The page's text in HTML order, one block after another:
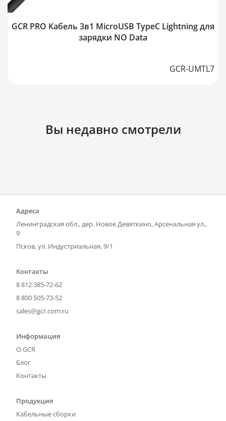
GCR PRO Кабель 3в1 MicroUSB TypeC Lightning для
зарядки NO Data
GCR-UMTL7
Вы недавно смотрели
Адреса
Ленинградская обл., дер. Новое Девяткино, Арсенальная ул.,
9
Псков, ул. Индустриальная, 9/1
Контакты
8 812 385-72-62
8 800 505-73-52
sales@gcr.com.ru
Информация
О GCR
Блог
Контакты
Продукция
Кабельные сборки